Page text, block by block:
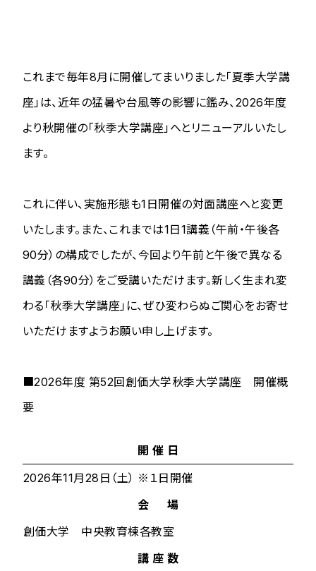
これまで毎年8月に開催してまいりました「夏季大学講
座」は、近年の猛暑や台風等の影響に鑑み、2026年度
より秋開催の「秋季大学講座」へとリニューアルいたし
ます。
これに伴い、実施形態も1日開催の対面講座へと変更
いたします。また、これまでは1日1講義（午前・午後各
90分）の構成でしたが、今回より午前と午後で異なる
講義（各90分）をご受講いただけます。新しく生まれ変
わる「秋季大学講座」に、ぜひ変わらぬご関心をお寄せ
いただけますようお願い申し上げます。
■2026年度 第52回創価大学秋季大学講座 開催概
要
開 催 日
2026年11月28日（土） ※１日開催
会 場
創価大学 中央教育棟各教室
講 座 数